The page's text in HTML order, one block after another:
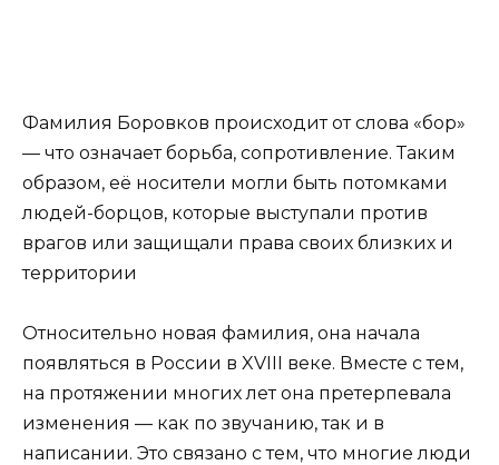
Фамилия Боровков происходит от слова «бор»
— что означает борьба, сопротивление. Таким
образом, её носители могли быть потомками
людей-борцов, которые выступали против
врагов или защищали права своих близких и
территории
Относительно новая фамилия, она начала
появляться в России в XVIII веке. Вместе с тем,
на протяжении многих лет она претерпевала
изменения — как по звучанию, так и в
написании. Это связано с тем, что многие люди